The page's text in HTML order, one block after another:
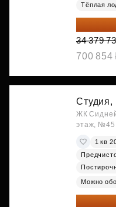
Тёплая
25 441
34 379
700 854
Студия,
ЖК Сидней
этаж, №45
1 кв
Можно
28 972